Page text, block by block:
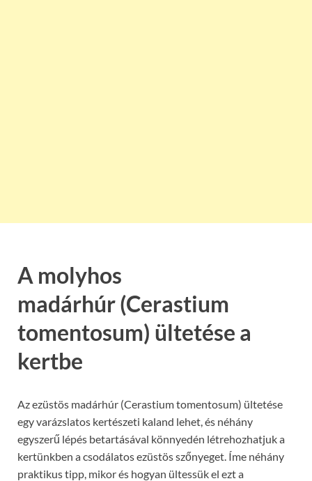
A molyhos
madárhúr (Cerastium
tomentosum) ültetése a
kertbe
Az ezüstös madárhúr (Cerastium tomentosum) ültetése
egy varázslatos kertészeti kaland lehet, és néhány
egyszerű lépés betartásával könnyedén létrehozhatjuk a
kertünkben a csodálatos ezüstös szőnyeget. Íme néhány
praktikus tipp, mikor és hogyan ültessük el ezt a